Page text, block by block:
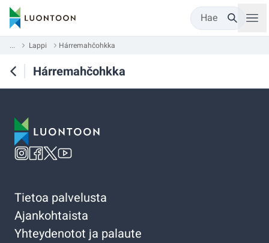
Hae
... Lappi Hárremahčohkka
Hárremahčohkka
Tietoa palvelusta
Ajankohtaista
Yhteydenotot ja palaute